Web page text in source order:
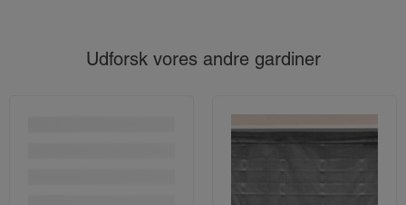
Udforsk vores andre gardiner